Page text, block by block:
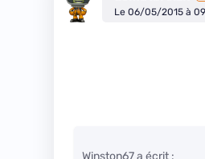
Le 06/05/2015 à
Winston67 a écrit :